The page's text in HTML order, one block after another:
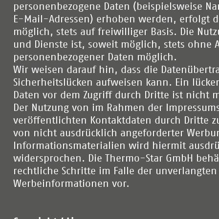
personenbezogene Daten (beispielsweise
E-Mail-Adressen) erhoben werden, erfolgt
möglich, stets auf freiwilliger Basis. Die
und Dienste ist, soweit möglich, stets ohne
personenbezogener Daten möglich.
Wir weisen darauf hin, dass die
Sicherheitslücken aufweisen kann. Ein
Daten vor dem Zugriff durch Dritte ist nicht
Der Nutzung von im Rahmen der
veröffentlichten Kontaktdaten durch Dritte
von nicht ausdrücklich angeforderter
Informationsmaterialien wird hiermit
widersprochen. Die Thermo-Star GmbH
rechtliche Schritte im Falle der unverlangten
Werbeinformationen vor.